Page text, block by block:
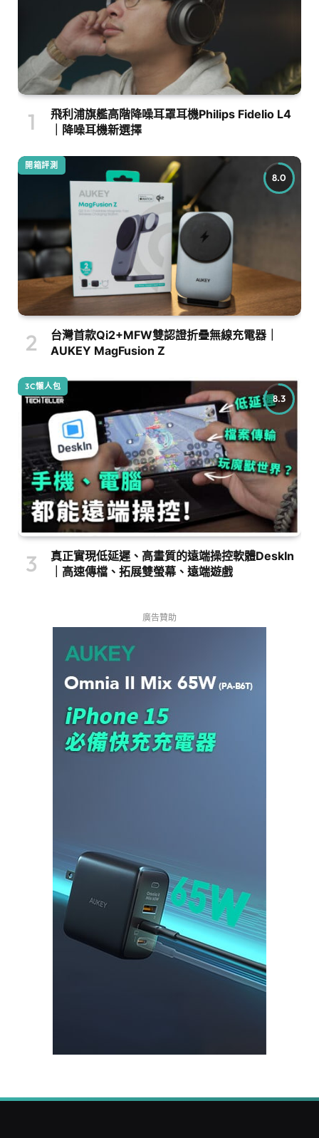
飛利浦旗艦高階降噪耳罩耳機Philips Fidelio L4
｜降噪耳機新選擇
8.0
開箱評測
台灣首款Qi2+MFW雙認證折疊無線充電器｜
AUKEY MagFusion Z
8.3
3C懶人包
真正實現低延遲、高畫質的遠端操控軟體DeskIn
｜高速傳檔、拓展雙螢幕、遠端遊戲
廣告贊助